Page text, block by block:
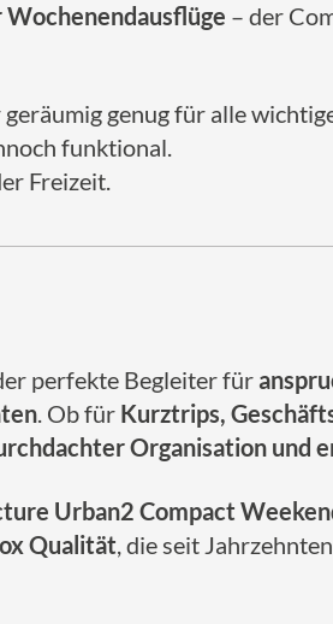
Wochenendausflüge – der
genug für alle
funktional.
Freizeit.
perfekte Begleiter für
. Ob für Kurztrips,
Organisation und
Urban2 Compact
Qualität, die seit